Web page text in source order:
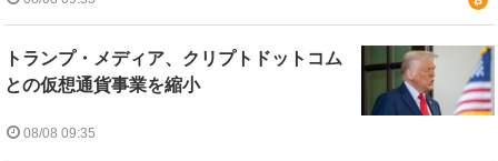
トランプ・メディア、クリプトドットコム
との仮想通貨事業を縮小
08/08 09:35